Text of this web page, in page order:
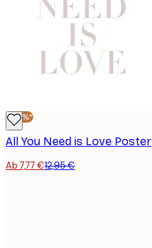
-40%*
All You Need is Love Poster
Ab 7,77 €12,95 €